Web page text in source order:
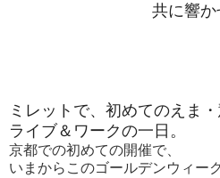
共に響か
ミレットで、初めてのえま
ライブ＆ワークの一日。
京都での初めての開催で、
いまからこのゴールデンウィーク